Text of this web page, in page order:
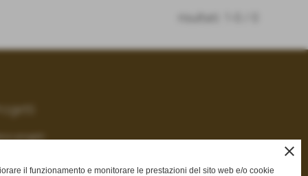
close
il funzionamento e monitorare le prestazioni del sito web e/o cookie